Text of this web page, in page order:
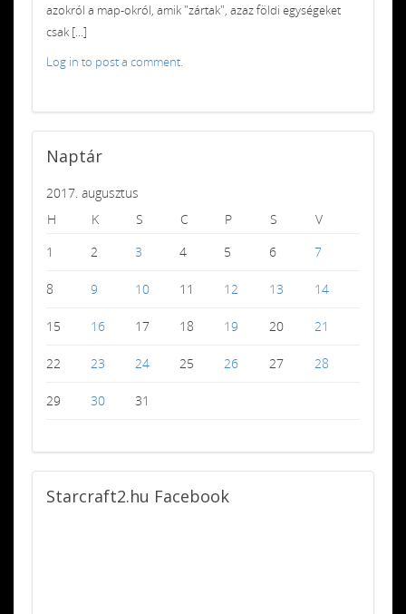
azokról a map-okról, amik "zártak", azaz földi egységeket
csak [...]
Log in to post a comment.
Naptár
2017. augusztus
H
K S C P S
V
1
2 3 4 5 6 7
8 9 10 11 12 13 14
15 16 17 18 19 20 21
22 23 24 25 26 27 28
29 30 31
Starcraft2.hu Facebook